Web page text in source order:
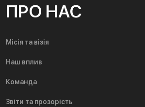
ПРО НАС
Місія та візія
Наш вплив
Команда
Звіти та прозорість